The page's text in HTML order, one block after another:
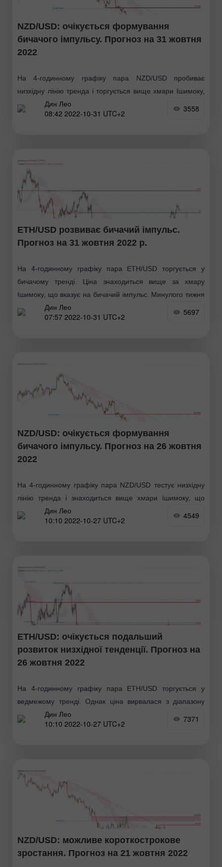
NZD/USD: очікується формування
бичачого імпульсу. Прогноз на 31 жовтня
2022
На 4-годинному графіку пара NZD/USD пробиває
низхідну лінію тренда і торгується вище хмари Ішимоку,
що вказує на бичачий імпульс. Очікується, що ціна може
зрости від 1 рівня підтримки 0.57871
Дин Лео
08:42 2022-10-31 UTC+2
3558
ETH/USD розвиває бичачий імпульс.
Прогноз на 31 жовтня 2022 р.
На 4-годинному графіку пара ETH/USD торгується у
бичачому тренді. Ціна знаходиться вище за хмару
Ішимоку, що вказує на бичачий імпульс. Минулого тижня
ціна зросла. В даний час пара торгується вище
Дин Лео
07:57 2022-10-31 UTC+2
5697
NZD/USD: очікується формування
бичачого імпульсу. Прогноз на 26 жовтня
2022
На 4-годинному графіку пара NZD/USD тестує низхідну
лінію тренда і знаходиться вище хмари Ішимоку, що
вказує на бичачий імпульс. Очікується, що ціна може
зрости до 1-го рівня опору 0.58022
Дин Лео
10:10 2022-10-27 UTC+2
4549
ETH/USD: очікується подальший
розвиток низхідної тенденції. Прогноз на
26 жовтня 2022
На 4-годинному графіку пара ETH/USD торгується у
ведмежому тренді. Однак ціна вирвалася з діапазону
консолідації, обмеженого 1-м рівнем опору 1405.86 та 1-
м рівнем підтримки 1405.86. Потім ціна торкнулася 1-го
Дин Лео
10:10 2022-10-27 UTC+2
7371
NZD/USD: можливе короткострокове
зростання. Прогноз на 21 жовтня 2022